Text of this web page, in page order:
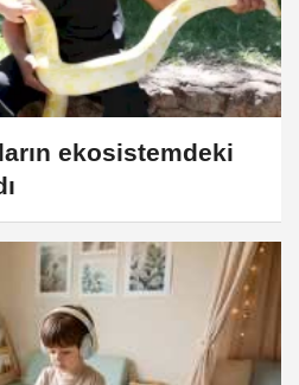
ekosistemdeki